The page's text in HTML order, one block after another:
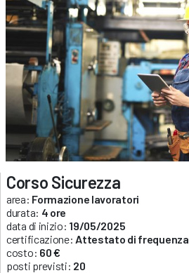
Corso Sicurezza
area: Formazione lavoratori
durata: 4 ore
data di inizio: 19/05/2025
certificazione: Attestato di frequenza
costo: 60 €
posti previsti: 20